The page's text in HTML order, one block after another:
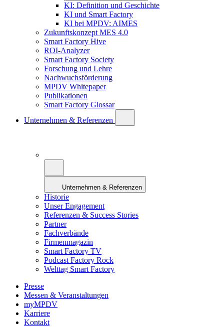
KI: Definition und Geschichte
KI und Smart Factory
KI bei MPDV: AIMES
Zukunftskonzept MES 4.0
Smart Factory Hive
ROI-Analyzer
Smart Factory Society
Forschung und Lehre
Nachwuchsförderung
MPDV Whitepaper
Publikationen
Smart Factory Glossar
Unternehmen & Referenzen
Unternehmen & Referenzen
Historie
Unser Engagement
Referenzen & Success Stories
Partner
Fachverbände
Firmenmagazin
Smart Factory TV
Podcast Factory Rock
Welttag Smart Factory
Presse
Messen & Veranstaltungen
myMPDV
Karriere
Kontakt